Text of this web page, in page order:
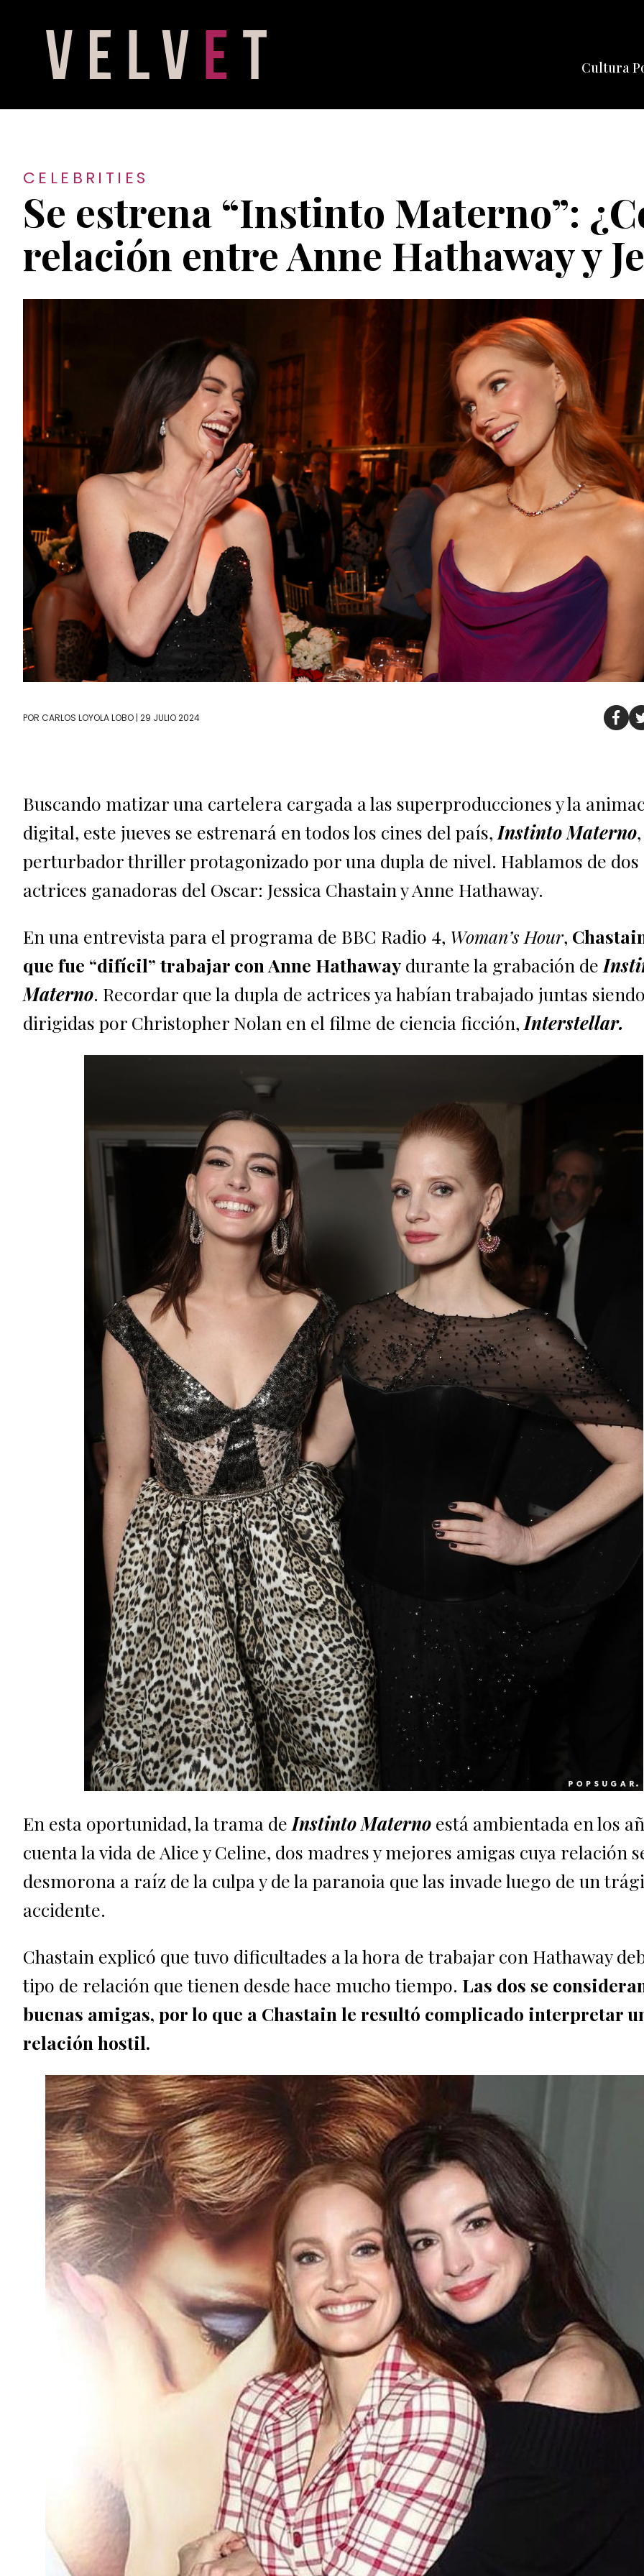
Cultura
CELEBRITIES
Se estrena “Instinto Materno”:
relación entre Anne Hathaway y
POR CARLOS LOYOLA LOBO | 29 JULIO 2024
Buscando matizar una cartelera cargada a las superproducciones y la
digital, este jueves se estrenará en todos los cines del país, Instinto Materno
perturbador thriller protagonizado por una dupla de nivel. Hablamos de dos
actrices ganadoras del Oscar: Jessica Chastain y Anne Hathaway.
En una entrevista para el programa de BBC Radio 4, Woman’s Hour,
que fue “difícil” trabajar con Anne Hathaway durante la grabación de
Materno. Recordar que la dupla de actrices ya habían trabajado juntas
dirigidas por Christopher Nolan en el filme de ciencia ficción, Interstellar.
En esta oportunidad, la trama de Instinto Materno está ambientada en los
cuenta la vida de Alice y Celine, dos madres y mejores amigas cuya relación
desmorona a raíz de la culpa y de la paranoia que las invade luego de un
accidente.
Chastain explicó que tuvo dificultades a la hora de trabajar con Hathaway
tipo de relación que tienen desde hace mucho tiempo. Las dos se
buenas amigas, por lo que a Chastain le resultó complicado interpretar
relación hostil.